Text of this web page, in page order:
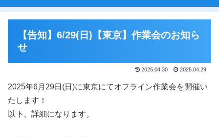
【告知】6/29(日)【東京】作業会のお知ら
せ
2025.04.30 2025.04.29
2025年6月29日(日)に東京にてオフライン作業会を開催い
たします！
以下、詳細になります。